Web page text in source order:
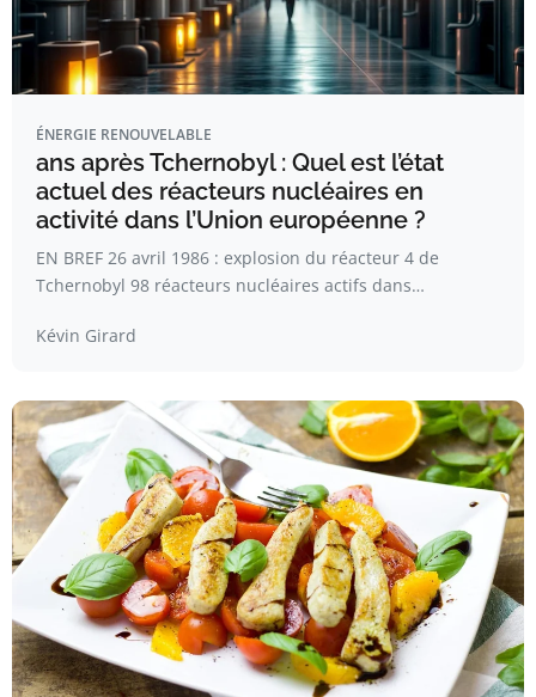
ÉNERGIE RENOUVELABLE
ans après Tchernobyl : Quel est l’état
actuel des réacteurs nucléaires en
activité dans l’Union européenne ?
EN BREF 26 avril 1986 : explosion du réacteur 4 de
Tchernobyl 98 réacteurs nucléaires actifs dans…
Kévin Girard